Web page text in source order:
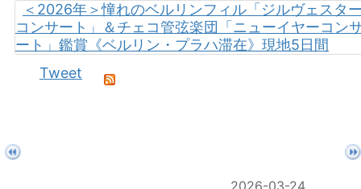
＜2026年＞憧れのベルリンフィル「ジルヴェスタ
コンサート」＆チェコ管弦楽団「ニューイヤーコン
ート」鑑賞《ベルリン・プラハ滞在》現地5日間
Tweet